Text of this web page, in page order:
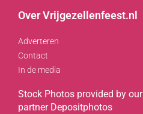
Over Vrijgezellenfeest.nl
Adverteren
Contact
In de media
Stock Photos provided by our
partner Depositphotos